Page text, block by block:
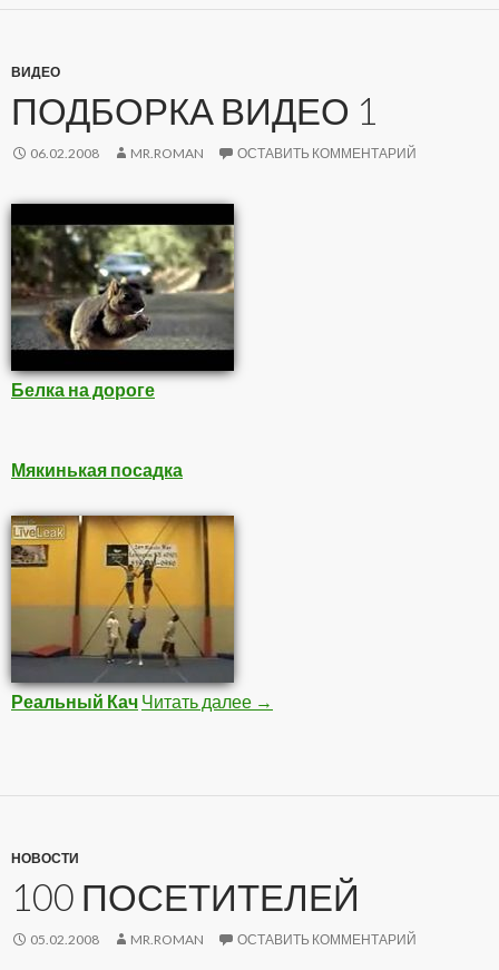
ВИДЕО
ПОДБОРКА ВИДЕО 1
06.02.2008 MR.ROMAN ОСТАВИТЬ КОММЕНТАРИЙ
Белка на дороге
Мякинькая посадка
Реальный Кач Читать далее Подборка Видео 1
→
НОВОСТИ
100 ПОСЕТИТЕЛЕЙ
05.02.2008 MR.ROMAN ОСТАВИТЬ КОММЕНТАРИЙ